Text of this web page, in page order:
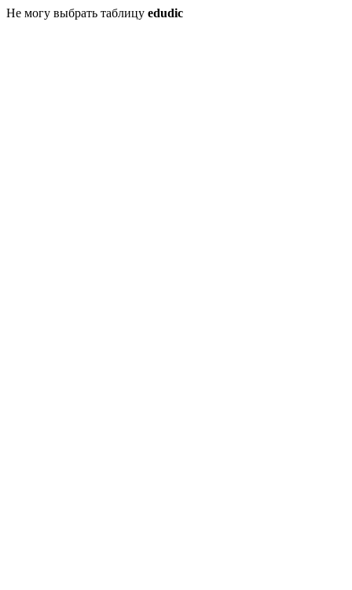
Не могу выбрать таблицу edudic